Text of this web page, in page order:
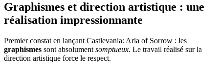
Graphismes et direction artistique : une
réalisation impressionnante
Premier constat en lançant Castlevania: Aria of Sorrow : les
graphismes sont absolument somptueux. Le travail réalisé sur la
direction artistique force le respect.